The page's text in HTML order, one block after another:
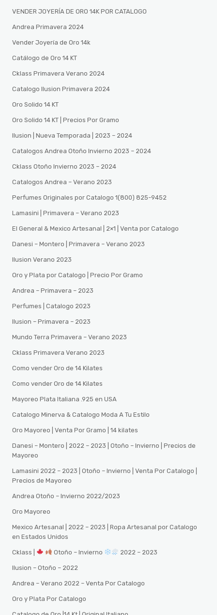
VENDER JOYERÍA DE ORO 14K POR CATALOGO
Andrea Primavera 2024
Vender Joyería de Oro 14k
Catálogo de Oro 14 KT
Cklass Primavera Verano 2024
Catalogo Ilusion Primavera 2024
Oro Solido 14 KT
Oro Solido 14 KT | Precios Por Gramo
Ilusion | Nueva Temporada | 2023 – 2024
Catalogos Andrea Otoño Invierno 2023 – 2024
Cklass Otoño Invierno 2023 – 2024
Catalogos Andrea – Verano 2023
Perfumes Originales por Catalogo 1(800) 825-9452
Lamasini | Primavera – Verano 2023
El General & Mexico Artesanal | 2×1 | Venta por Catalogo
Danesi – Montero | Primavera – Verano 2023
Ilusion Verano 2023
Oro y Plata por Catalogo | Precio Por Gramo
Andrea – Primavera – 2023
Perfumes | Catalogo 2023
Ilusion – Primavera – 2023
Mundo Terra Primavera – Verano 2023
Cklass Primavera Verano 2023
Como vender Oro de 14 Kilates
Como vender Oro de 14 Kilates
Mayoreo Plata Italiana .925 en USA
Catalogo Minerva & Catalogo Moda A Tu Estilo
Oro Mayoreo | Venta Por Gramo | 14 kilates
Danesi – Montero | 2022 – 2023 | Otoño – Invierno | Precios de
Mayoreo
Lamasini 2022 – 2023 | Otoño – Invierno | Venta Por Catalogo |
Precios de Mayoreo
Andrea Otoño – Invierno 2022/2023
Oro Mayoreo
Mexico Artesanal | 2022 – 2023 | Ropa Artesanal por Catalogo
en Estados Unidos
Cklass | Otoño – Invierno 2022 – 2023
Ilusion – Otoño – 2022
Andrea – Verano 2022 – Venta Por Catalogo
Oro y Plata Por Catalogo